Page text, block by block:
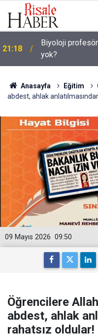
21:18
Biyoloji
yok?
Anasayfa Eğitim
abdest, ahlak
09:50
09 Mayıs 2026
Öğrencilere
abdest, ahlak
rahatsız oldular!